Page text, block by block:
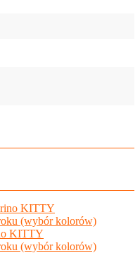
KITTY
(wybór kolorów)